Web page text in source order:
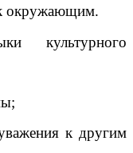
окружающим.
культурного
к другим